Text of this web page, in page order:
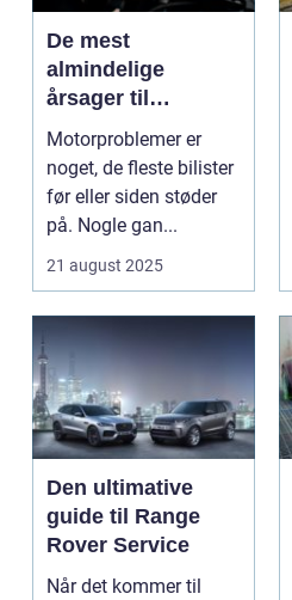
De mest
almindelige
årsager til
motorproblemer
Motorproblemer er
noget, de fleste bilister
før eller siden støder
på. Nogle gan...
21 august 2025
Den ultimative
guide til Range
Rover Service
Når det kommer til